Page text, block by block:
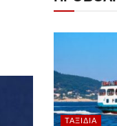
ΤΑΞΊΔΙΑ